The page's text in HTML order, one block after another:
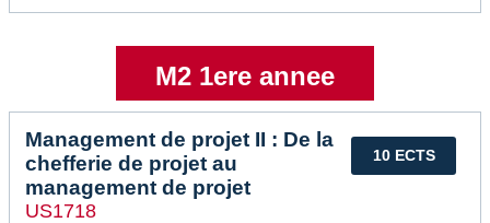
M2 1ere annee
10 ECTS
Management de projet II : De la
chefferie de projet au
management de projet
US1718